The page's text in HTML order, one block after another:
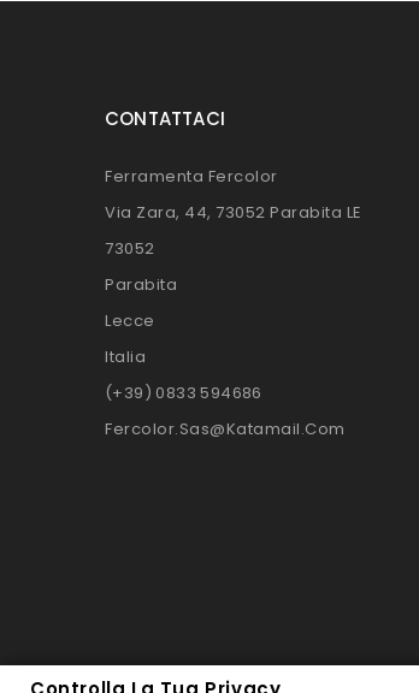
CONTATTACI
Ferramenta Fercolor
Via Zara, 44, 73052 Parabita LE
73052
Parabita
Lecce
Italia
(+39) 0833 594686
Fercolor.Sas@Katamail.Com